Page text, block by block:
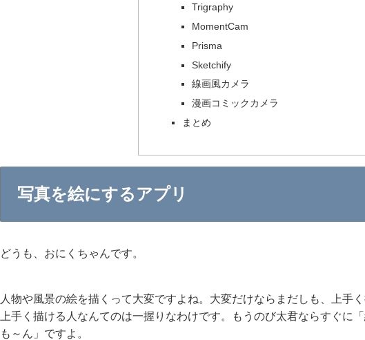
Trigraphy
MomentCam
Prisma
Sketchify
線画風カメラ
漫画コミックカメラ
まとめ
写真を絵にするアプリ
どうも、おにくちゃんです。
人物や風景の絵を描くって大変ですよね。大変だけならまだしも、上手
上手く描ける人なんてのは一握りなわけです。もうのび太君ならすぐに
も～ん」ですよ。